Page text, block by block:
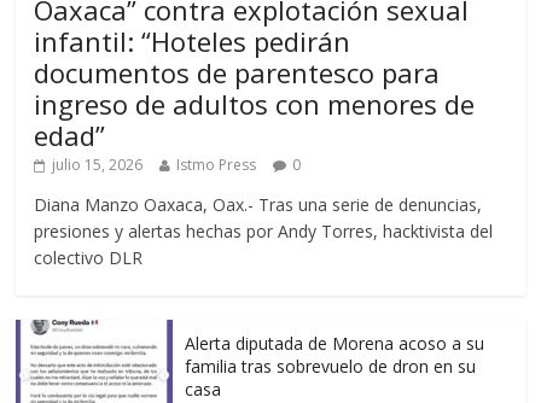
Oaxaca” contra explotación sexual
infantil: “Hoteles pedirán
documentos de parentesco para
ingreso de adultos con menores de
edad”
julio 15, 2026 Istmo Press 0
Diana Manzo Oaxaca, Oax.- Tras una serie de denuncias,
presiones y alertas hechas por Andy Torres, hacktivista del
colectivo DLR
Alerta diputada de Morena acoso a su
familia tras sobrevuelo de dron en su
casa